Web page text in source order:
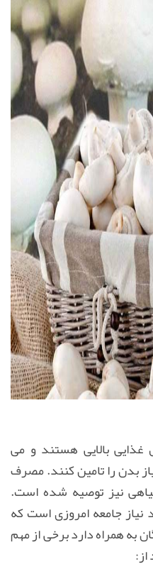
غذایی بالایی هستند و می
بدن را تامین کنند. مصرف
نیز توصیه شده است.
جامعه امروزی است که
به همراه دارد برخی از مهم
: